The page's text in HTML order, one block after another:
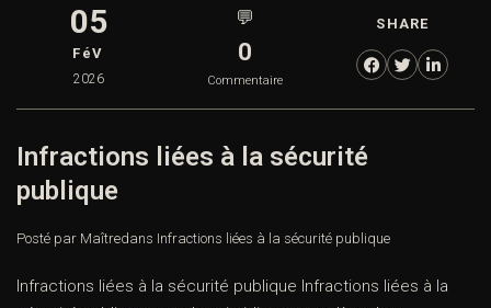
05
FéV
2026
💬
0
Commentaire
SHARE
Infractions liées à la sécurité
publique
Posté par Maîtredans Infractions liées à la sécurité publique
Infractions liées à la sécurité publique Infractions liées à la